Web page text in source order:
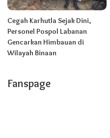
Cegah Karhutla Sejak Dini,
Personel Pospol Labanan
Gencarkan Himbauan di
Wilayah Binaan
Fanspage